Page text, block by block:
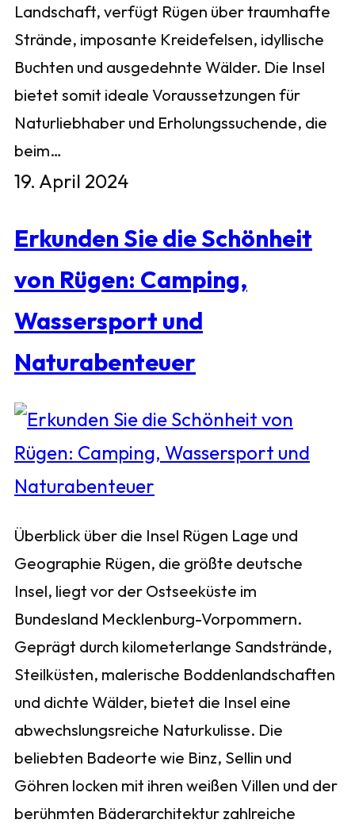
Landschaft, verfügt Rügen über traumhafte
Strände, imposante Kreidefelsen, idyllische
Buchten und ausgedehnte Wälder. Die Insel
bietet somit ideale Voraussetzungen für
Naturliebhaber und Erholungssuchende, die
beim…
19. April 2024
Erkunden Sie die Schönheit
von Rügen: Camping,
Wassersport und
Naturabenteuer
Überblick über die Insel Rügen Lage und
Geographie Rügen, die größte deutsche
Insel, liegt vor der Ostseeküste im
Bundesland Mecklenburg-Vorpommern.
Geprägt durch kilometerlange Sandstrände,
Steilküsten, malerische Boddenlandschaften
und dichte Wälder, bietet die Insel eine
abwechslungsreiche Naturkulisse. Die
beliebten Badeorte wie Binz, Sellin und
Göhren locken mit ihren weißen Villen und der
berühmten Bäderarchitektur zahlreiche